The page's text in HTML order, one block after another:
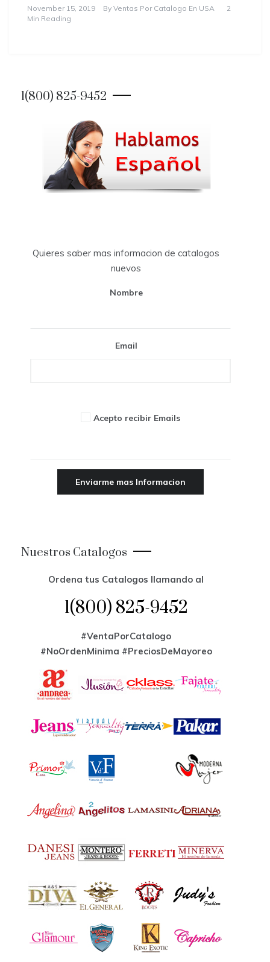
November 15, 2019 By Ventas Por Catalogo En USA
2
Min Reading
1(800) 825-9452
Quieres saber mas informacion de catalogos
nuevos
Nombre
Email
Acepto recibir Emails
Nuestros Catalogos
Ordena tus Catalogos llamando al
1(800) 825-9452
#VentaPorCatalogo
#NoOrdenMinima #PreciosDeMayoreo